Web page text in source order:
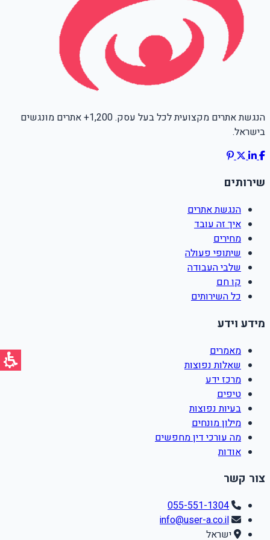
הנגשת אתרים מקצועית לכל בעל עסק. 1,200+ אתרים מונגשים
בישראל.
שירותים
הנגשת אתרים
איך זה עובד
מחירים
שיתופי פעולה
שלבי העבודה
קו חם
כל השירותים
מידע וידע
מאמרים
שאלות נפוצות
מרכז ידע
טיפים
בעיות נפוצות
מילון מונחים
מה עורכי דין מחפשים
אודות
צור קשר
055-551-1304
info@user-a.co.il
ישראל